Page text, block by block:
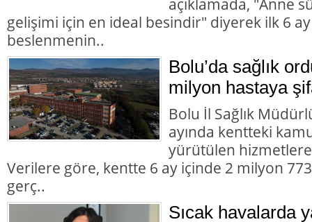
gelişimi için en ideal besindir" diyerek ilk 6
beslenmenin..
Bolu’da sağlık
milyon hastaya
Bolu İl Sağlık
ayında kentteki
yürütülen
Verilere göre, kentte 6 ay içinde 2 milyon
gerç..
Sıcak havalarda